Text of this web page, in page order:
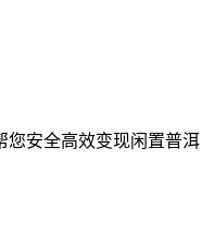
安全高效变现闲置普